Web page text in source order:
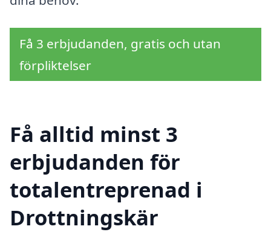
Få 3 erbjudanden, gratis och utan
förpliktelser
Få alltid minst 3
erbjudanden för
totalentreprenad i
Drottningskär